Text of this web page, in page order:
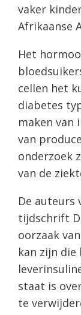
vaker
Afrikaanse
Het
cellen het
diabetes
maken van
van
onderzoek
van de
De auteurs
tijdschrift
oorzaak
kan zijn
staat is
te